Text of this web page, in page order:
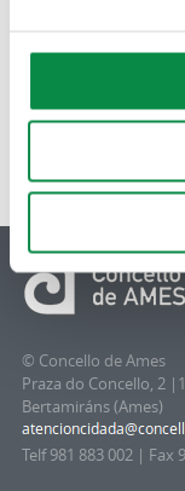
© Concello de Ames
Praza do Concello, 2
Bertamiráns (Ames)
Telf 981 883 002 | Fax